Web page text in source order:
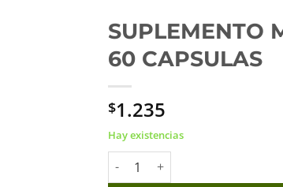
SUPLEMENTO
60 CAPSULAS
$1.235
Hay existencias
SUPLEMENTO MAGNESIO